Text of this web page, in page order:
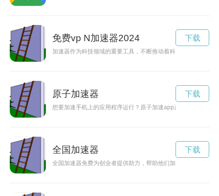
免费vp N加速器2024
加速器作为科技领域的重要工具，不断推动着科技创新的发展
下载
原子加速器
想要加速手机上的应用程序运行？原子加速app正是为此而生，
下载
全国加速器
全国加速器免费为创业者提供助力，帮助他们加速发展，实现梦
下载